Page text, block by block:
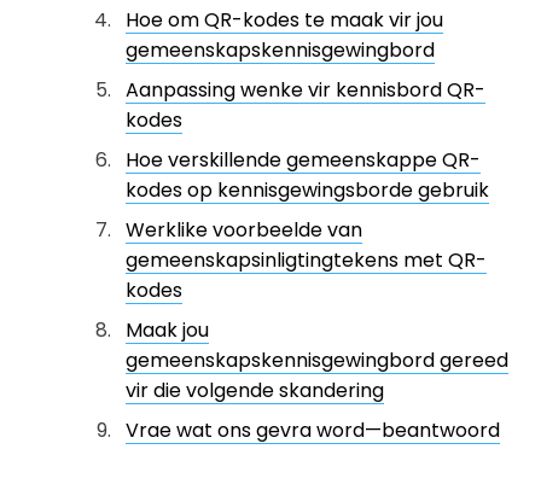
Hoe om QR-kodes te maak vir jou
gemeenskapskennisgewingbord
Aanpassing wenke vir kennisbord QR-
kodes
Hoe verskillende gemeenskappe QR-
kodes op kennisgewingsborde gebruik
Werklike voorbeelde van
gemeenskapsinligtingtekens met QR-
kodes
Maak jou
gemeenskapskennisgewingbord gereed
vir die volgende skandering
Vrae wat ons gevra word—beantwoord